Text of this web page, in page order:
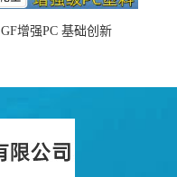
GF增强PC 基础创新